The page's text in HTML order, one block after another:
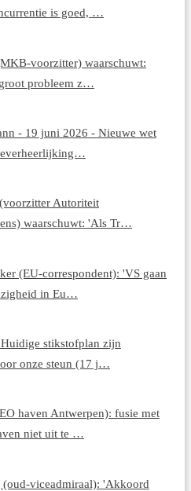
is goed, …
voorzitter) waarschuwt:
probleem z…
- 19 juni 2026 - Nieuwe wet
Autoriteit
waarschuwt: 'Als Tr…
(EU-correspondent): 'VS gaan
in Eu…
stikstofplan zijn
onze steun (17 j…
haven Antwerpen): fusie met
niet uit te …
viceadmiraal): 'Akkoord